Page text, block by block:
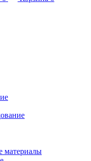
материалы